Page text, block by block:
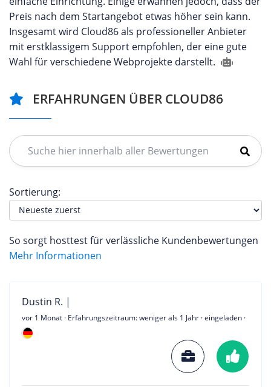
Preis nach dem Startangebot etwas höher sein kann.
Insgesamt wird Cloud86 als professioneller Anbieter
mit erstklassigem Support empfohlen, der eine gute
Wahl für verschiedene Webprojekte darstellt.
ERFAHRUNGEN ÜBER CLOUD86
Sortierung:
So sorgt hosttest für verlässliche Kundenbewertungen
Mehr Informationen
Dustin R. |
vor 1 Monat · Erfahrungszeitraum: weniger als 1 Jahr · eingeladen ·